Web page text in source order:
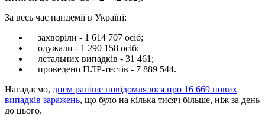
За весь час пандемії в Україні:
захворіли - 1 614 707 осіб;
одужали - 1 290 158 осіб;
летальних випадків - 31 461;
проведено ПЛР-тестів - 7 889 544.
Нагадаємо, днем ​​раніше повідомлялося про 16 669 нових
випадків заражень, що було на кілька тисяч більше, ніж за день
до цього.